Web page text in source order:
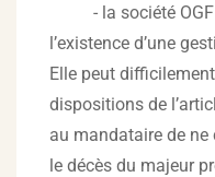
- la société OGF
l’existence d’une
Elle peut
dispositions de
au mandataire de
le décès du majeur